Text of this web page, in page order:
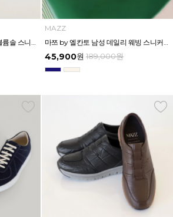
마쯔 by 엘칸토 남성 데일리 볼륨솔 스니커즈 3cm LCMS53M613
MAZZ
마쯔 by 엘칸토 남성 데일리 웨빙 스니커즈 3.5cm LCMS52M613
45,900원 189,000원